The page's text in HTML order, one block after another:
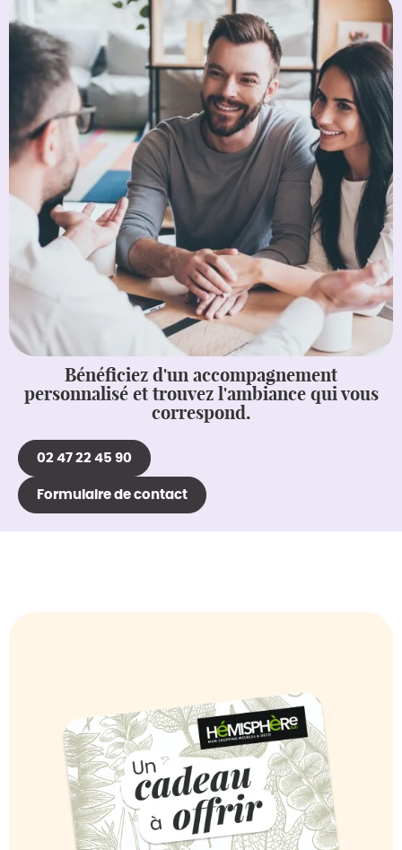
Bénéficiez d'un accompagnement
personnalisé et trouvez l'ambiance qui vous
correspond.
02 47 22 45 90
Formulaire de contact